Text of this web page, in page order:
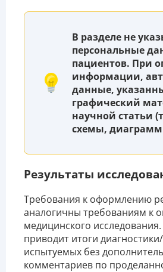
В разделе не
персональные
пациентов. При
информации,
данные,
графический
научной статьи
схемы,
Результаты
Требования к оформлению
аналогичны требованиям к
медицинского
приводит итоги
испытуемых без
комментариев по